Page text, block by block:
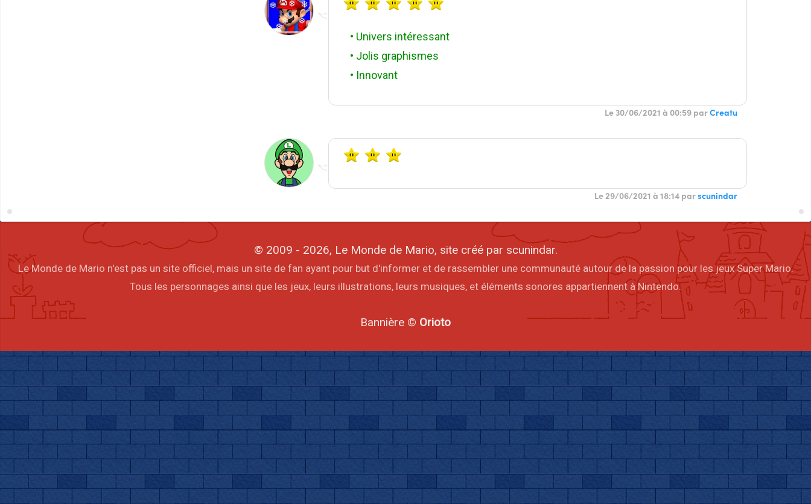
• Univers intéressant
• Jolis graphismes
• Innovant
Le 30/06/2021 à 00:59 parCreatu
Le 29/06/2021 à 18:14 parscunindar
© 2009 - 2026, Le Monde de Mario, site créé par scunindar.
Le Monde de Mario n'est pas un site officiel, mais un site de fan ayant pour but d'informer et de rassembler une communauté autour de la passion pour les jeux Super Mario.
Tous les personnages ainsi que les jeux, leurs illustrations, leurs musiques, et éléments sonores appartiennent à Nintendo.
Bannière © Orioto